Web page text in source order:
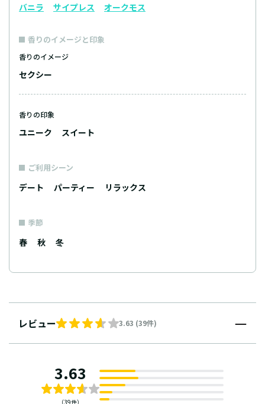
バニラ サイプレス オークモス
香りのイメージと印象
香りのイメージ
セクシー
香りの印象
ユニーク スイート
ご利用シーン
デート パーティー リラックス
季節
春 秋 冬
レビュー 3.63 (39件)
3.63
（39件）